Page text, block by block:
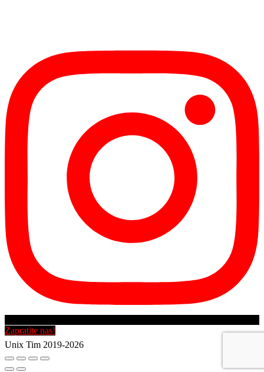
Zapratite nas!
Unix Tim 2019-2026